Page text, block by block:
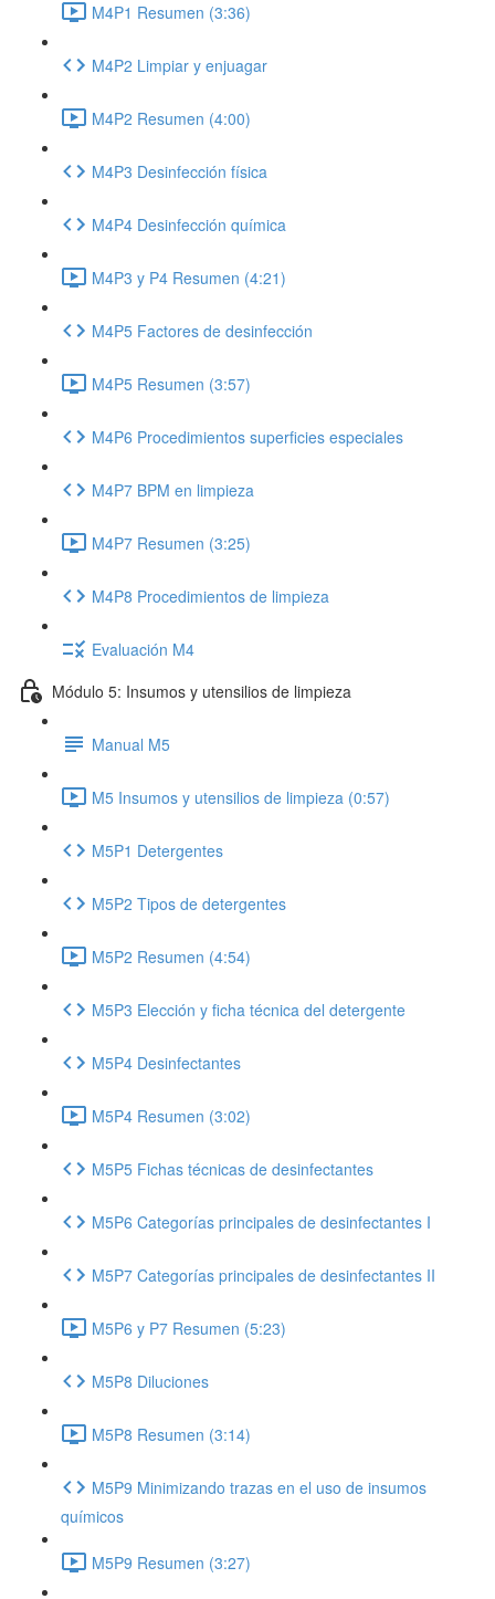
M4P1 Resumen (3:36)
M4P2 Limpiar y enjuagar
M4P2 Resumen (4:00)
M4P3 Desinfección física
M4P4 Desinfección química
M4P3 y P4 Resumen (4:21)
M4P5 Factores de desinfección
M4P5 Resumen (3:57)
M4P6 Procedimientos superficies especiales
M4P7 BPM en limpieza
M4P7 Resumen (3:25)
M4P8 Procedimientos de limpieza
Evaluación M4
Módulo 5: Insumos y utensilios de limpieza
Manual M5
M5 Insumos y utensilios de limpieza (0:57)
M5P1 Detergentes
M5P2 Tipos de detergentes
M5P2 Resumen (4:54)
M5P3 Elección y ficha técnica del detergente
M5P4 Desinfectantes
M5P4 Resumen (3:02)
M5P5 Fichas técnicas de desinfectantes
M5P6 Categorías principales de desinfectantes I
M5P7 Categorías principales de desinfectantes II
M5P6 y P7 Resumen (5:23)
M5P8 Diluciones
M5P8 Resumen (3:14)
M5P9 Minimizando trazas en el uso de insumos
químicos
M5P9 Resumen (3:27)